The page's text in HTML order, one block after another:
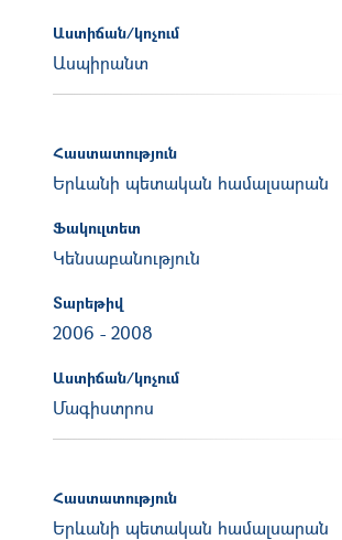
Աստիճան/կոչում
Ասպիրանտ
Հաստատություն
Երևանի պետական համալսարան
Ֆակուլտետ
Կենսաբանություն
Տարեթիվ
2006 - 2008
Աստիճան/կոչում
Մագիստրոս
Հաստատություն
Երևանի պետական համալսարան